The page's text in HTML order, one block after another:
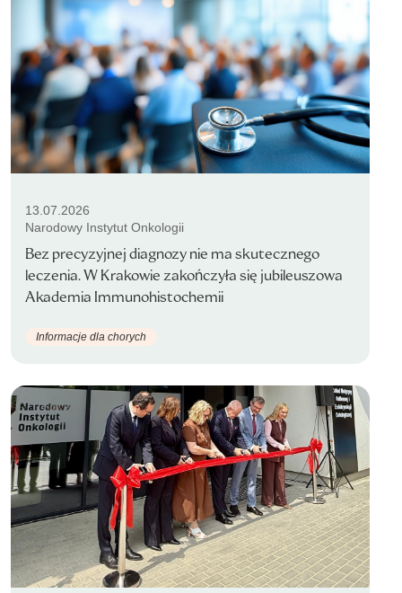
13.07.2026
Narodowy Instytut Onkologii
Bez precyzyjnej diagnozy nie ma skutecznego
leczenia. W Krakowie zakończyła się jubileuszowa
Akademia Immunohistochemii
Informacje dla chorych